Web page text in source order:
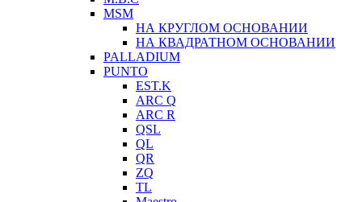
MSM
НА КРУГЛОМ ОСНОВАНИИ
НА КВАДРАТНОМ ОСНОВАНИИ
PALLADIUM
PUNTO
EST.K
ARC Q
ARC R
QSL
QL
QR
ZQ
TL